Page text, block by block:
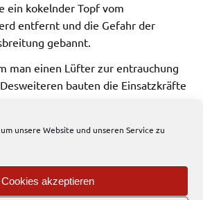
unsere Website und unseren Service zu
Cookies akzeptieren
ein kokelnder Topf vom
entfernt und die Gefahr der
gebannt.
man einen Lüfter zur entrauchung
bauten die Einsatzkräfte